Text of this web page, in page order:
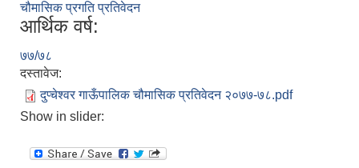
चौमासिक प्रगति प्रतिवेदन
आर्थिक वर्ष:
७७/७८
दस्तावेज:
दुप्चेश्वर गाऊँपालिक चौमासिक प्रतिवेदन २०७७-७८.pdf
Show in slider: